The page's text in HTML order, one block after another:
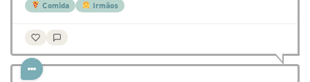
Comida Irmãos